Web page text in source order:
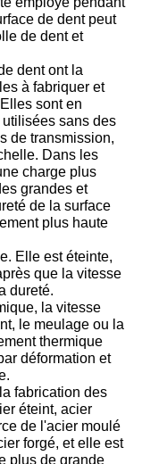
de dent peut
de dent et
dent ont la
à fabriquer et
sont en
sans des
de transmission,
Dans les
charge plus
grandes et
de la surface
plus haute
Elle est éteinte,
que la vitesse
dureté.
la vitesse
le meulage ou la
thermique
déformation et
fabrication des
éteint, acier
de l'acier moulé
forgé, et elle est
plus de grande